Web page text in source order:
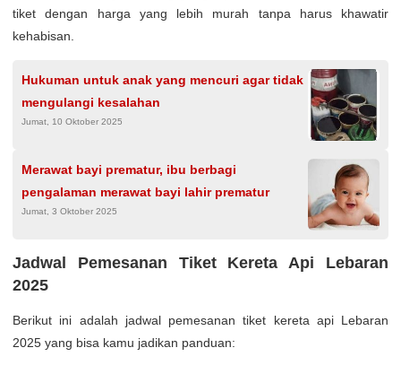
tiket dengan harga yang lebih murah tanpa harus khawatir
kehabisan.
Hukuman untuk anak yang mencuri agar tidak
mengulangi kesalahan
Jumat, 10 Oktober 2025
Merawat bayi prematur, ibu berbagi
pengalaman merawat bayi lahir prematur
Jumat, 3 Oktober 2025
Jadwal Pemesanan Tiket Kereta Api Lebaran
2025
Berikut ini adalah jadwal pemesanan tiket kereta api Lebaran
2025 yang bisa kamu jadikan panduan: